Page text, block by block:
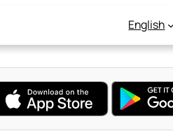
English